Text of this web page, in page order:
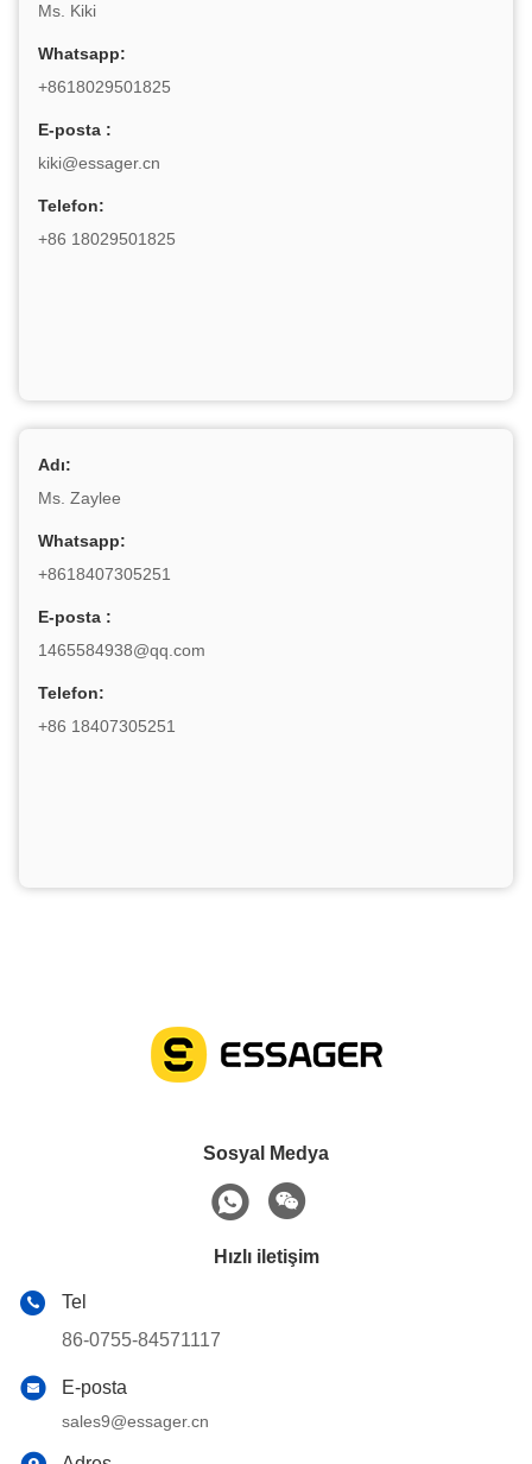
Ms. Kiki
Whatsapp:
+8618029501825
E-posta :
kiki@essager.cn
Telefon:
+86 18029501825
Adı:
Ms. Zaylee
Whatsapp:
+8618407305251
E-posta :
1465584938@qq.com
Telefon:
+86 18407305251
Sosyal Medya
Hızlı iletişim
Tel
86-0755-84571117
E-posta
sales9@essager.cn